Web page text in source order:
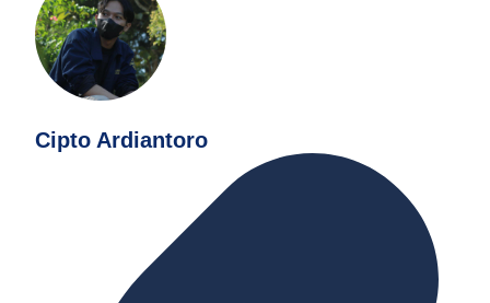
Cipto Ardiantoro